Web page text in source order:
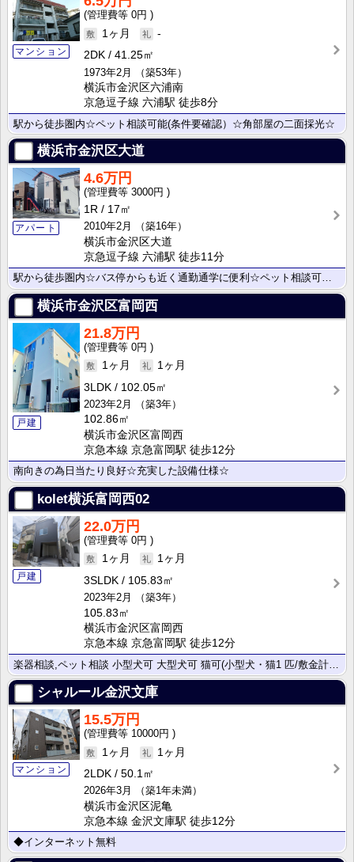
マンション
0円
1ヶ月
-
2DK
41.25㎡
1973年2月
（築53年）
横浜市金沢区六浦南
京急逗子線 六浦駅 徒歩8分
駅から徒歩圏内☆ペット相談可能(条件要確認）☆角部屋の二面採光☆
横浜市金沢区大道
アパート
4.6万円
3000円
1R
17㎡
2010年2月
（築16年）
横浜市金沢区大道
京急逗子線 六浦駅 徒歩11分
駅から徒歩圏内☆バス停からも近く通勤通学に便利☆ペット相談可☆バス・トイレ別☆
横浜市金沢区富岡西
戸建
21.8万円
0円
1ヶ月
1ヶ月
3LDK
102.05㎡
2023年2月
（築3年）
102.86㎡
横浜市金沢区富岡西
京急本線 京急富岡駅 徒歩12分
南向きの為日当たり良好☆充実した設備仕様☆
kolet横浜富岡西02
戸建
22.0万円
0円
1ヶ月
1ヶ月
3SLDK
105.83㎡
2023年2月
（築3年）
105.83㎡
横浜市金沢区富岡西
京急本線 京急富岡駅 徒歩12分
シャルール金沢文庫
マンション
15.5万円
10000円
1ヶ月
1ヶ月
2LDK
50.1㎡
2026年3月
（築1年未満）
横浜市金沢区泥亀
京急本線 金沢文庫駅 徒歩12分
◆インターネット無料